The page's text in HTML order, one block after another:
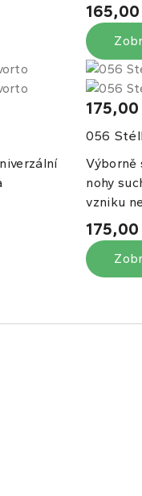
165,00
175,00
056
Výborně
nohy
vzniku
175,00